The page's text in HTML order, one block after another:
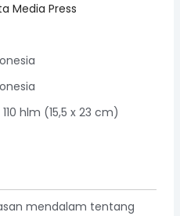
Media Press
110 hlm (15,5 x 23 cm)
mendalam tentang